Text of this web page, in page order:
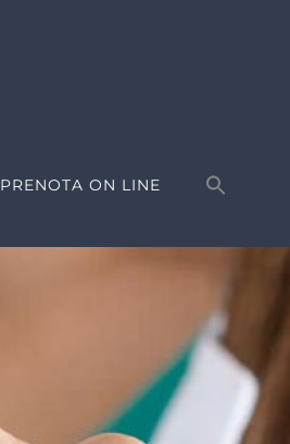
PRENOTA ON LINE